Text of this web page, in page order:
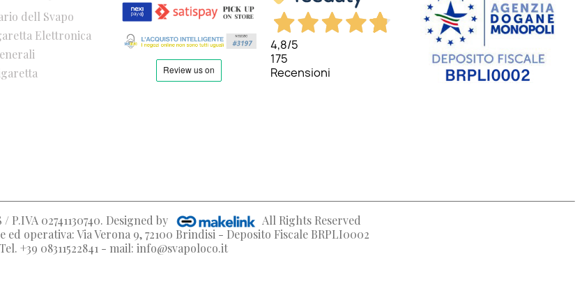
dell Svapo
Elettronica
4,8/5
175
Recensioni
P.IVA 02741130740. Designed by
All Rights Reserved
ed operativa: Via Verona 9, 72100 Brindisi - Deposito Fiscale BRPLI0002
Tel. +39 08311522841 - mail: info@svapoloco.it